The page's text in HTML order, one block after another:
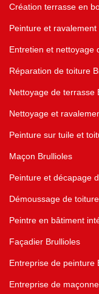
Création terrasse en
Peinture et
Entretien et nettoyage
Réparation de toiture
Nettoyage de terrasse
Nettoyage et
Peinture sur tuile et
Maçon Brullioles
Peinture et décapage
Démoussage de
Peintre en bâtiment
Façadier Brullioles
Entreprise de peinture
Entreprise de